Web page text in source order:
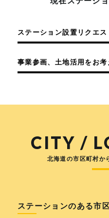
ステーション設置リクエス
事業参画、土地活用をお考
CITY /
北海道の市区町村か
ステーションのある市